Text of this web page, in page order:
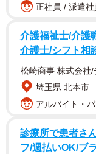
正社員 / 派遣
介護福祉士/介護
介護士/シフト相
松崎商事 株式会社
埼玉県 北本市
アルバイト・
診療所で患者さ
フ/週払いOK/ブ